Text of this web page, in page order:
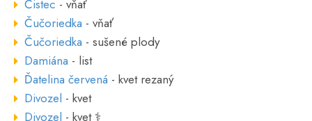
Čistec - vňať
Čučoriedka - vňať
Čučoriedka - sušené plody
Damiána - list
Ďatelina červená - kvet rezaný
Divozel - kvet
Divozel - kvet ⚕